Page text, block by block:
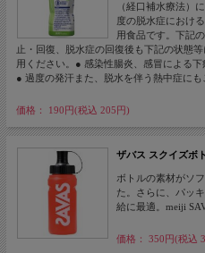
（経口補水療法）
度の脱水症におけ
用食品です。下記
止・回復、脱水症の回復後も下記の状態
用ください。● 感染性腸炎、感冒による
● 過度の発汗また、脱水を伴う熱中症にも
価格： 190円(税込 205円)
ザバス スクイズボ
ボトルの素材がソ
た。さらに、パッ
給に最適。meiji
価格： 350円(税込